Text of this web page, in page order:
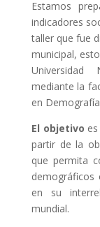
Estamos
indicadores
taller que fue
municipal,
Universidad
mediante la
en
El objetivo
partir de la
que permita
demográficos
en su
mundial.